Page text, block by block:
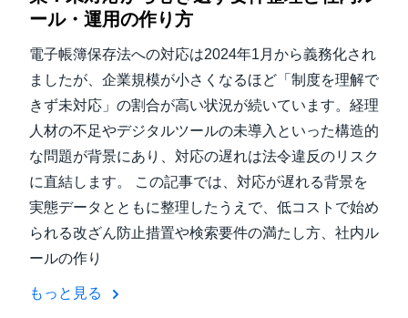
ール・運用の作り方
電子帳簿保存法への対応は2024年1月から義務化され
ましたが、企業規模が小さくなるほど「制度を理解で
きず未対応」の割合が高い状況が続いています。経理
人材の不足やデジタルツールの未導入といった構造的
な問題が背景にあり、対応の遅れは法令違反のリスク
に直結します。 この記事では、対応が遅れる背景を
実態データとともに整理したうえで、低コストで始め
られる改ざん防止措置や検索要件の満たし方、社内ル
ールの作り
もっと見る